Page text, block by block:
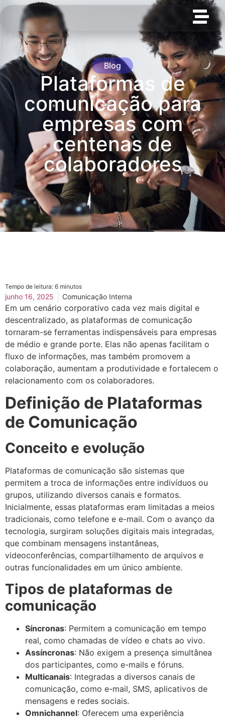
Blog
Plataformas de
comunicação para
empresas com
centenas de
colaboradores
Tempo de leitura: 6 minutos
junho 16, 2025 Comunicação Interna
Em um cenário corporativo cada vez mais digital e
descentralizado, as plataformas de comunicação
tornaram-se ferramentas indispensáveis para empresas
de médio e grande porte. Elas não apenas facilitam o
fluxo de informações, mas também promovem a
colaboração, aumentam a produtividade e fortalecem o
relacionamento com os colaboradores.
Definição de Plataformas
de Comunicação
Conceito e evolução
Plataformas de comunicação são sistemas que
permitem a troca de informações entre indivíduos ou
grupos, utilizando diversos canais e formatos.
Inicialmente, essas plataformas eram limitadas a meios
tradicionais, como telefone e e-mail. Com o avanço da
tecnologia, surgiram soluções digitais mais integradas,
que combinam mensagens instantâneas,
videoconferências, compartilhamento de arquivos e
outras funcionalidades em um único ambiente.
Tipos de plataformas de
comunicação
Síncronas: Permitem a comunicação em tempo
real, como chamadas de vídeo e chats ao vivo.
Assíncronas: Não exigem a presença simultânea
dos participantes, como e-mails e fóruns.
Multicanais: Integradas a diversos canais de
comunicação, como e-mail, SMS, aplicativos de
mensagens e redes sociais.
Omnichannel: Oferecem uma experiência